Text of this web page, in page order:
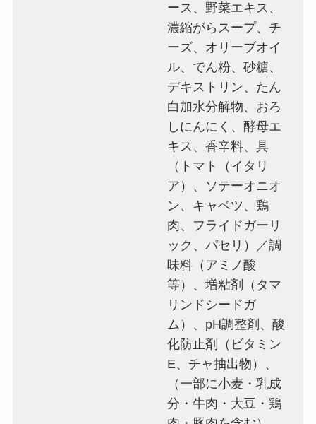
ース、野菜エキス、
濃縮がらスープ、チ
ーズ、オリーブオイ
ル、でん粉、砂糖、
デキストリン、たん
白加水分解物、おろ
しにんにく、酵母エ
キス、香辛料、具
（トマト（イタリ
ア）、ソテーオニオ
ン、キャベツ、鶏
肉、フライドガーリ
ック、パセリ）／調
味料（アミノ酸
等）、増粘剤（タマ
リンドシードガ
ム）、pH調整剤、酸
化防止剤（ビタミン
E、チャ抽出物）、
（一部に小麦・乳成
分・牛肉・大豆・鶏